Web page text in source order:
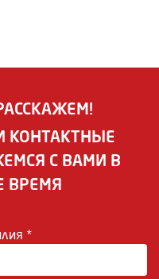
КОНТАКТНЫЕ
С ВАМИ В
ВРЕМЯ
*